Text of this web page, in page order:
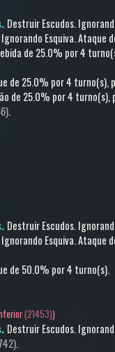
Destruir Escudos.
Ignorando Esquiva.Ataque
de 25.0% por 4
de 25.0% por 4 turno(s),
de 25.0% por 4 turno(s),
.
Destruir Escudos.
Ignorando Esquiva.Ataque
de 50.0% por 4 turno(s).
(21453))
Destruir Escudos.
.